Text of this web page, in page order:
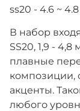
ss20 - 4.6 ~
В набор
SS20, 1,9 -
плавные
композиции,
акценты.
любого